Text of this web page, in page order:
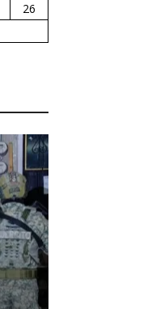
26